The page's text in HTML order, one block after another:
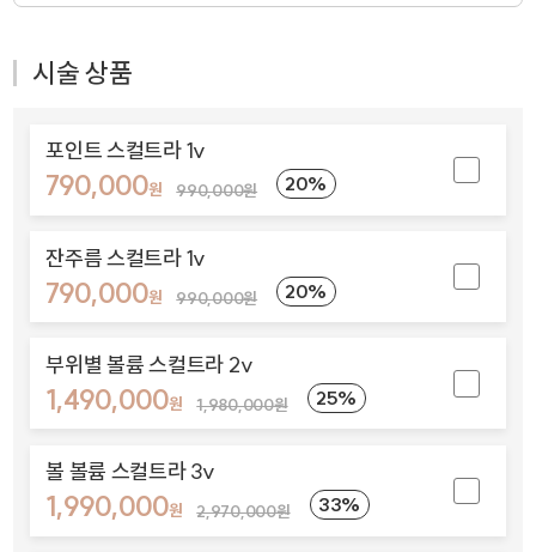
시술 상품
포인트 스컬트라 1v
790,000원 990,000원 20%
잔주름 스컬트라 1v
790,000원 990,000원 20%
부위별 볼륨 스컬트라 2v
1,490,000원 1,980,000원 25%
볼 볼륨 스컬트라 3v
1,990,000원 2,970,000원 33%